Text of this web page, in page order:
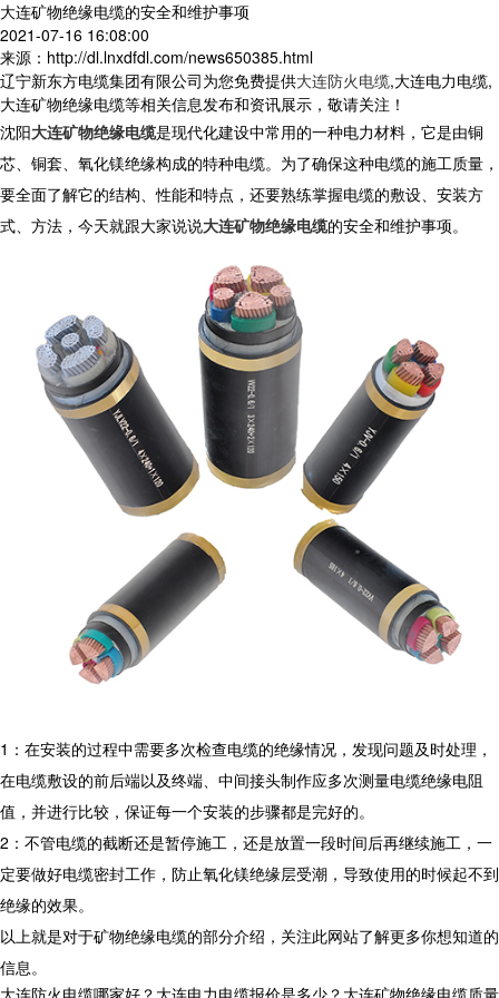
大连矿物绝缘电缆的安全和维护事项
2021-07-16 16:08:00
来源：http://dl.lnxdfdl.com/news650385.html
辽宁新东方电缆集团有限公司为您免费提供大连防火电缆,大连电力电缆,
大连矿物绝缘电缆等相关信息发布和资讯展示，敬请关注！
沈阳大连矿物绝缘电缆是现代化建设中常用的一种电力材料，它是由铜
芯、铜套、氧化镁绝缘构成的特种电缆。为了确保这种电缆的施工质量，
要全面了解它的结构、性能和特点，还要熟练掌握电缆的敷设、安装方
式、方法，今天就跟大家说说大连矿物绝缘电缆的安全和维护事项。
1：在安装的过程中需要多次检查电缆的绝缘情况，发现问题及时处理，
在电缆敷设的前后端以及终端、中间接头制作应多次测量电缆绝缘电阻
值，并进行比较，保证每一个安装的步骤都是完好的。
2：不管电缆的截断还是暂停施工，还是放置一段时间后再继续施工，一
定要做好电缆密封工作，防止氧化镁绝缘层受潮，导致使用的时候起不到
绝缘的效果。
以上就是对于矿物绝缘电缆的部分介绍，关注此网站了解更多你想知道的
信息。